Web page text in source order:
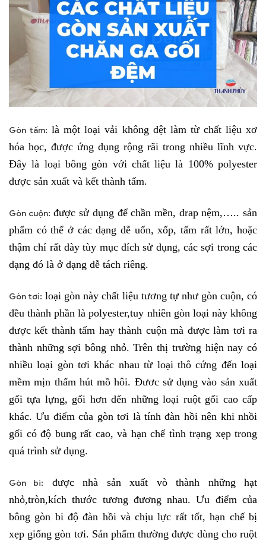
Gòn tấm: là một loại vải không dệt làm từ chất liệu xơ
hóa học, được ứng dụng rộng rãi trong nhiều lĩnh vực.
Đây là loại bông gòn với chất liệu là 100% polyester
được sản xuất và kết thành tấm.
Gòn cuộn: được sử dụng để chần mền, drap nệm,….. sản
phẩm có thể ở các dạng dễ uốn, xốp, tấm rất lớn, hoặc
thậm chí rất dày tùy mục đích sử dụng, các sợi trong các
dạng đó là ở dạng dễ tách riêng.
Gòn tơi: loại gòn này chất liệu tương tự như gòn cuộn, có
đều thành phần là polyester,tuy nhiên gòn loại này không
được kết thành tấm hay thành cuộn mà được làm tơi ra
thành những sợi bông nhỏ. Trên thị trường hiện nay có
nhiều loại gòn tơi khác nhau từ loại thô cứng đến loại
mềm mịn thấm hút mồ hôi. Đươc sử dụng vào sản xuất
gối tựa lựng, gối hơn đến những loại ruột gối cao cấp
khác. Ưu điểm của gòn tơi là tính đàn hồi nên khi nhồi
gối có độ bung rất cao, và hạn chế tình trạng xẹp trong
quá trình sử dụng.
Gòn bi:
được nhà sản xuất vò thành những hạt
nhỏ,tròn,kích thước tương đương nhau. Ưu điểm của
bông gòn bi độ đàn hồi và chịu lực rất tốt, hạn chế bị
xẹp giống gòn tơi. Sản phẩm thường được dùng cho ruột